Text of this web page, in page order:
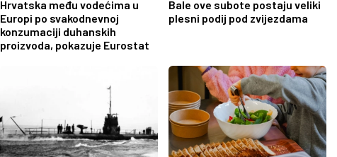
Hrvatska među vodećima u
Europi po svakodnevnoj
konzumaciji duhanskih
proizvoda, pokazuje Eurostat
Bale ove subote postaju veliki
plesni podij pod zvijezdama